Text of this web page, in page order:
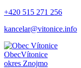
+420 515 271 256
kancelar@vitonice.info
ObecVítonice
okres Znojmo